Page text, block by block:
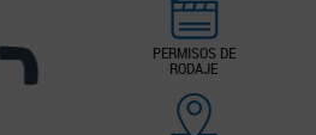
PERMISOS DE
RODAJE